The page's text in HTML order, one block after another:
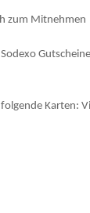
zum Mitnehmen
Karten: